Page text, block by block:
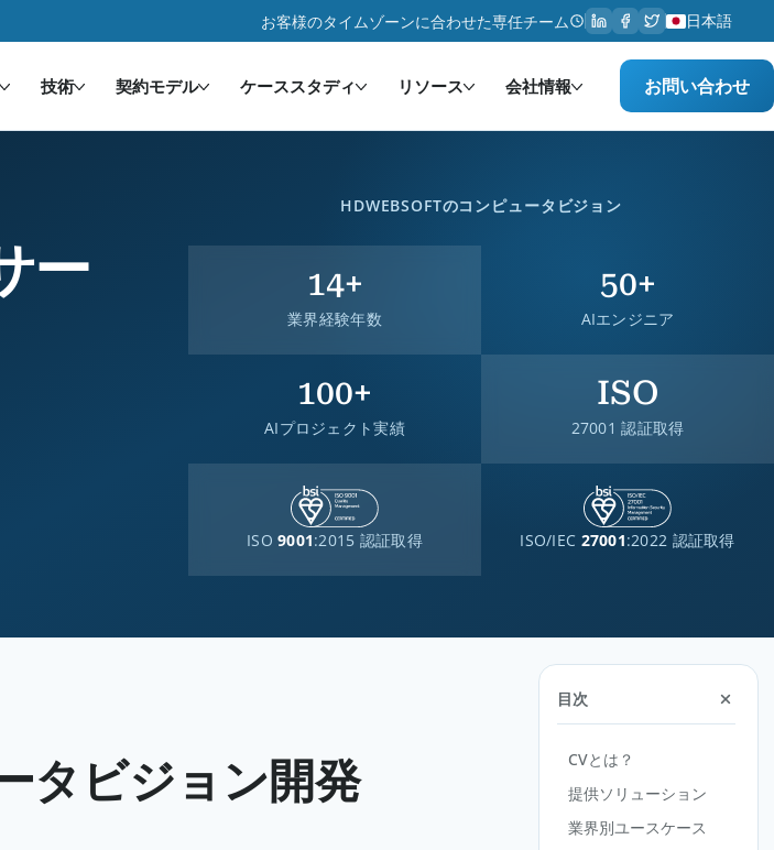
お客様のタイムゾーンに合わせた専任チーム 日本語
技術 契約モデル ケーススタディ リソース 会社情報 お問い合わせ
ー
HDWEBSOFTのコンピュータビジョン
14+
業界経験年数
50+
AIエンジニア
100+
AIプロジェクト実績
ISO
27001 認証取得
ISO9001:2015 認証取得 ISO/IEC 27001:2022 認証取得
タビジョン開発
目次
CVとは？
提供ソリューション
業界別ユースケース